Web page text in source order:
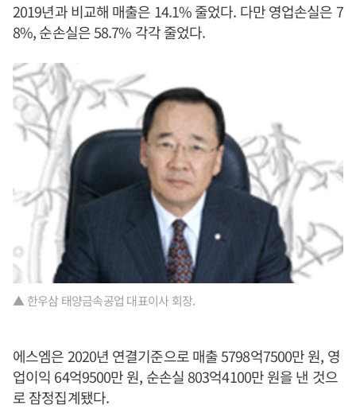
2019년과 비교해 매출은 14.1% 줄었다. 다만 영업손실은 7
8%, 순손실은 58.7% 각각 줄었다.
▲ 한우삼 태양금속공업 대표이사 회장.
에스엠은 2020년 연결기준으로 매출 5798억7500만 원, 영
업이익 64억9500만 원, 순손실 803억4100만 원을 낸 것으
로 잠정집계됐다.